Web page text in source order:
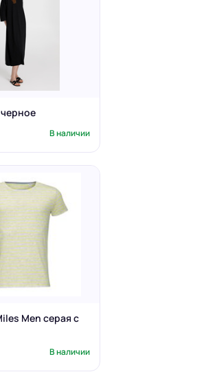
В наличии
Men серая с
В наличии